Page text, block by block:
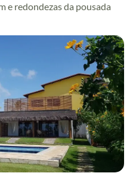
e redondezas da pousada